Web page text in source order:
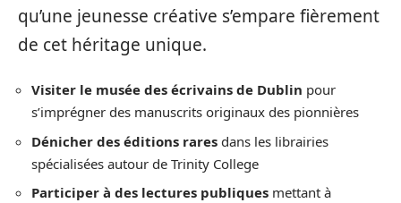
qu’une jeunesse créative s’empare fièrement
de cet héritage unique.
Visiter le musée des écrivains de Dublin pour
s’imprégner des manuscrits originaux des pionnières
Dénicher des éditions rares dans les librairies
spécialisées autour de Trinity College
Participer à des lectures publiques mettant à